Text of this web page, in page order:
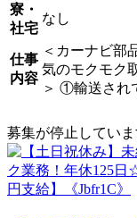
寮・
社宅
なし
仕事
内容
＜カーナビ部
気のモクモク
＞ ①輸送され
募集が停止していま